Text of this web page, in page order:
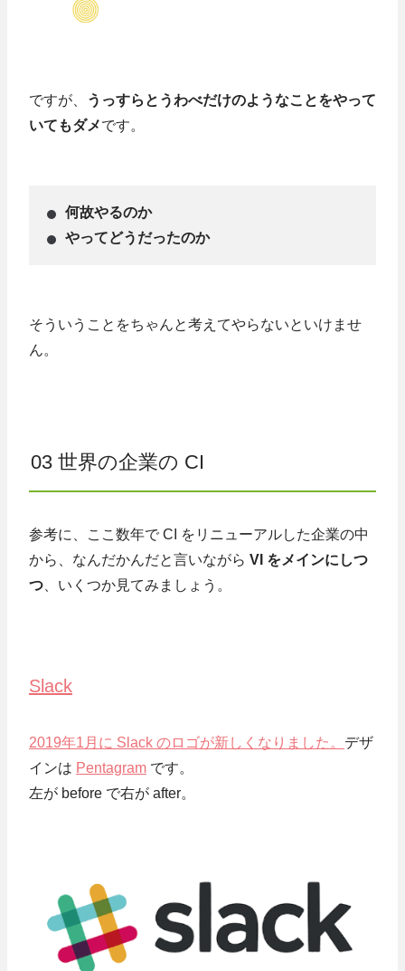
ですが、
うっすらとうわべだけのようなことをやって
いてもダメです。
何故やるのか
やってどうだったのか
そういうことをちゃんと考えてやらないといけませ
ん。
03 世界の企業の CI
参考に、ここ数年で CI をリニューアルした企業の中
から、なんだかんだと言いながら VI をメインにしつ
つ 、いくつか見てみましょう。
Slack
2019年1月に Slack のロゴが新しくなりました。 デザ
インは Pentagram です。
左が before で右が after。